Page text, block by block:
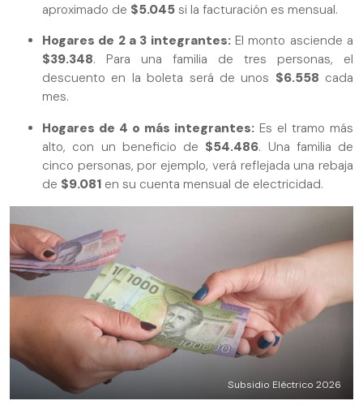
aproximado de $5.045 si la facturación es mensual.
Hogares de 2 a 3 integrantes:El monto asciende a
$39.348. Para una familia de tres personas, el
descuento en la boleta será de unos $6.558 cada
mes.
Hogares de 4 o más integrantes: Es el tramo más
alto, con un beneficio de $54.486. Una familia de
cinco personas, por ejemplo, verá reflejada una rebaja
de $9.081 en su cuenta mensual de electricidad.
Subsidio Eléctrico 2026